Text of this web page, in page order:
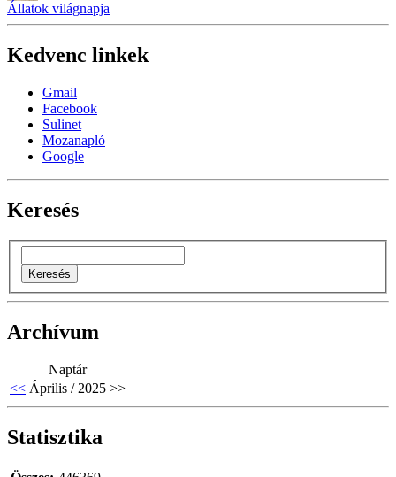
Állatok világnapja
Kedvenc linkek
Gmail
Facebook
Sulinet
Mozanapló
Google
Keresés
Archívum
Naptár
<< Április / 2025 >>
Statisztika